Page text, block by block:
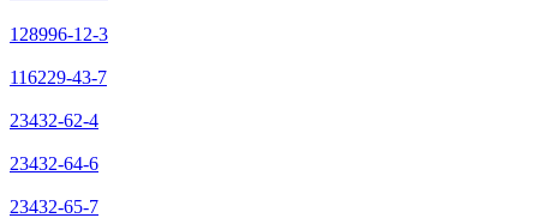
128996-12-3
116229-43-7
23432-62-4
23432-64-6
23432-65-7